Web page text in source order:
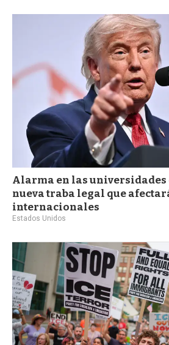
Alarma en las universidades
nueva traba legal que
internacionales
Estados Unidos